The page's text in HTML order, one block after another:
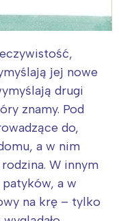
jej nowe
drugi
znamy. Pod
do,
a w nim
W innym
patyków, a w
na krę – tylko